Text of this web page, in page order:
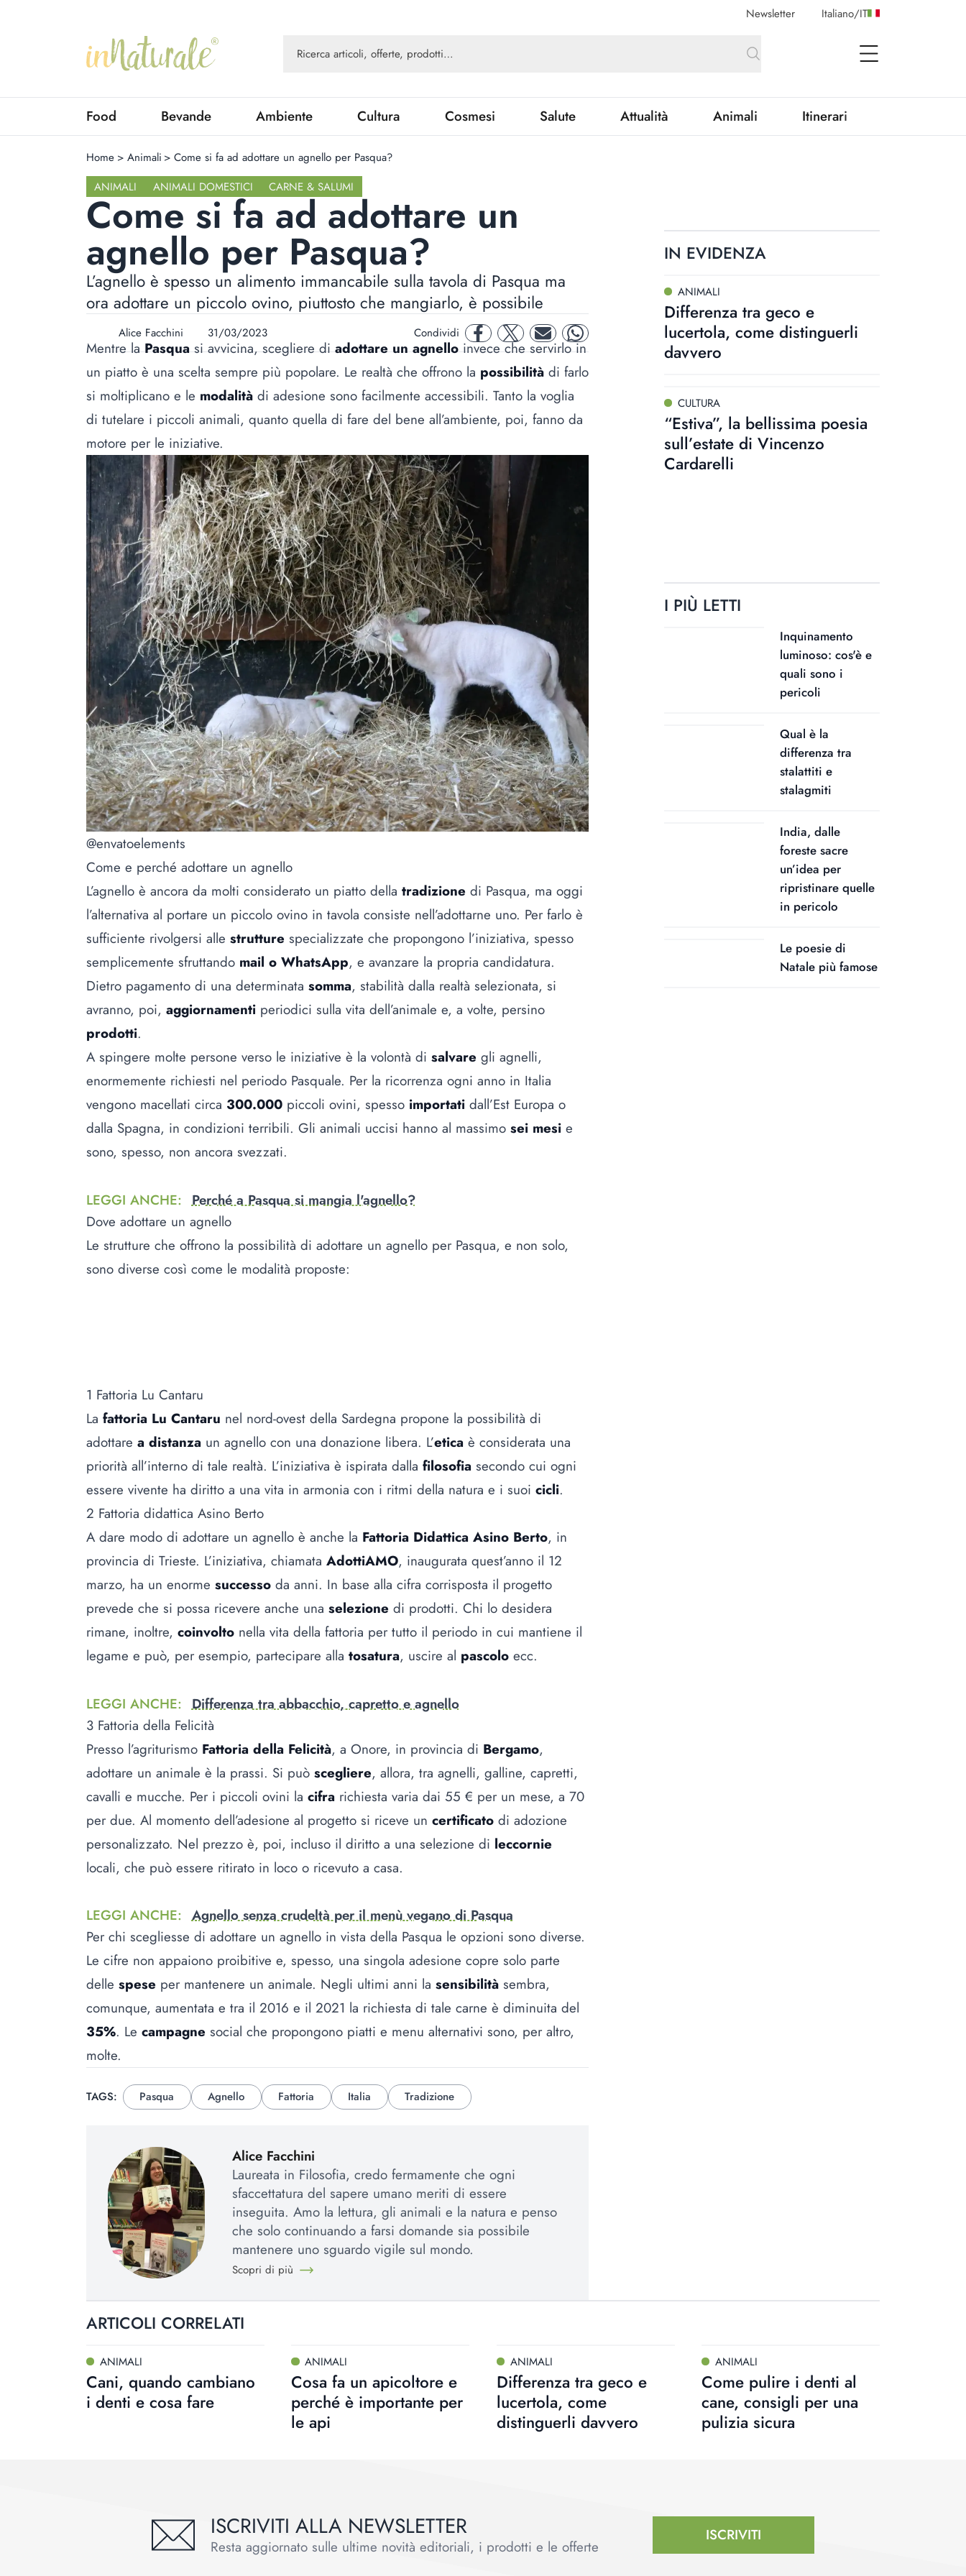
Newsletter Italiano/IT
open Menu
Food Bevande Ambiente Cultura Cosmesi Salute Attualità Animali Itinerari
Home > Animali > Come si fa ad adottare un agnello per Pasqua?
ANIMALI
ANIMALI DOMESTICI CARNE & SALUMI
Come si fa ad adottare un
agnello per Pasqua?
L’agnello è spesso un alimento immancabile sulla tavola di Pasqua ma
ora adottare un piccolo ovino, piuttosto che mangiarlo, è possibile
Alice Facchini 31/03/2023 Condividi facebooktwitter mail whatsapp
Mentre laPasquasi avvicina, scegliere diadottare un agnelloinvece che servirlo in
un piatto è una scelta sempre più popolare. Le realtà che offrono la possibilità di farlo
si moltiplicano e le modalità di adesione sono facilmente accessibili. Tanto la voglia
di tutelare i piccoli animali, quanto quella di fare del bene all’ambiente, poi, fanno da
motore per le iniziative.
@envatoelements
Come e perché adottare un agnello
L’agnello è ancora da molti considerato un piatto della tradizione di Pasqua, ma oggi
l’alternativa al portare un piccolo ovino in tavola consiste nell’adottarne uno. Per farlo è
sufficiente rivolgersi alle strutture specializzate che propongono l’iniziativa, spesso
semplicemente sfruttando mail o WhatsApp, e avanzare la propria candidatura.
Dietro pagamento di una determinata somma, stabilità dalla realtà selezionata, si
avranno, poi, aggiornamenti periodici sulla vita dell’animale e, a volte, persino
prodotti.
A spingere molte persone verso le iniziative è la volontà di salvare gli agnelli,
enormemente richiesti nel periodo Pasquale. Per la ricorrenza ogni anno in Italia
vengono macellati circa 300.000 piccoli ovini, spesso importati dall’Est Europa o
dalla Spagna, in condizioni terribili. Gli animali uccisi hanno al massimo sei mesi e
sono, spesso, non ancora svezzati.
LEGGI ANCHE: Perché a Pasqua si mangia l'agnello?
Dove adottare un agnello
Le strutture che offrono la possibilità di adottare un agnello per Pasqua, e non solo,
sono diverse così come le modalità proposte:
1 Fattoria Lu Cantaru
La fattoria Lu Cantaru nel nord-ovest della Sardegna propone la possibilità di
adottare a distanza un agnello con una donazione libera. L’etica è considerata una
priorità all’interno di tale realtà. L’iniziativa è ispirata dalla filosofia secondo cui ogni
essere vivente ha diritto a una vita in armonia con i ritmi della natura e i suoi cicli.
2 Fattoria didattica Asino Berto
A dare modo di adottare un agnello è anche la Fattoria Didattica Asino Berto, in
provincia di Trieste. L’iniziativa, chiamata AdottiAMO, inaugurata quest’anno il 12
marzo, ha un enorme successo da anni. In base alla cifra corrisposta il progetto
prevede che si possa ricevere anche una selezione di prodotti. Chi lo desidera
rimane, inoltre, coinvolto nella vita della fattoria per tutto il periodo in cui mantiene il
legame e può, per esempio, partecipare alla tosatura, uscire al pascolo ecc.
LEGGI ANCHE: Differenza tra abbacchio, capretto e agnello
3 Fattoria della Felicità
Presso l’agriturismo Fattoria della Felicità, a Onore, in provincia di Bergamo,
adottare un animale è la prassi. Si può scegliere, allora, tra agnelli, galline, capretti,
cavalli e mucche. Per i piccoli ovini la cifra richiesta varia dai 55 € per un mese, a 70
per due. Al momento dell’adesione al progetto si riceve un certificato di adozione
personalizzato. Nel prezzo è, poi, incluso il diritto a una selezione di leccornie
locali, che può essere ritirato in loco o ricevuto a casa.
LEGGI ANCHE: Agnello senza crudeltà per il menù vegano di Pasqua
Per chi scegliesse di adottare un agnello in vista della Pasqua le opzioni sono diverse.
Le cifre non appaiono proibitive e, spesso, una singola adesione copre solo parte
delle spese per mantenere un animale. Negli ultimi anni la sensibilità sembra,
comunque, aumentata e tra il 2016 e il 2021 la richiesta di tale carne è diminuita del
35%. Le campagne social che propongono piatti e menu alternativi sono, per altro,
molte.
TAGS: Pasqua Agnello Fattoria Italia Tradizione
Alice Facchini
Laureata in Filosofia, credo fermamente che ogni
sfaccettatura del sapere umano meriti di essere
inseguita. Amo la lettura, gli animali e la natura e penso
che solo continuando a farsi domande sia possibile
mantenere uno sguardo vigile sul mondo.
Scopri di più
IN EVIDENZA
ANIMALI
Differenza tra geco e
lucertola, come distinguerli
davvero
CULTURA
“Estiva”, la bellissima poesia
sull’estate di Vincenzo
Cardarelli
I PIÙ LETTI
Inquinamento
luminoso: cos'è e
quali sono i
pericoli
Qual è la
differenza tra
stalattiti e
stalagmiti
India, dalle
foreste sacre
un’idea per
ripristinare quelle
in pericolo
Le poesie di
Natale più famose
ARTICOLI CORRELATI
ANIMALI
Cani, quando cambiano
i denti e cosa fare
ANIMALI
Cosa fa un apicoltore e
perché è importante per
le api
ANIMALI
Differenza tra geco e
lucertola, come
distinguerli davvero
ANIMALI
Come pulire i denti al
cane, consigli per una
pulizia sicura
ISCRIVITI ALLA NEWSLETTER
Resta aggiornato sulle ultime novità editoriali, i prodotti e le offerte
ISCRIVITI